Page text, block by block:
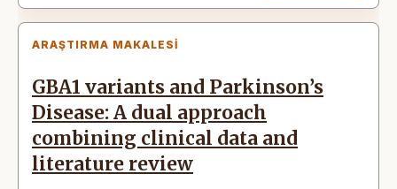
ARAŞTIRMA MAKALESI
GBA1 variants and Parkinson’s
Disease: A dual approach
combining clinical data and
literature review